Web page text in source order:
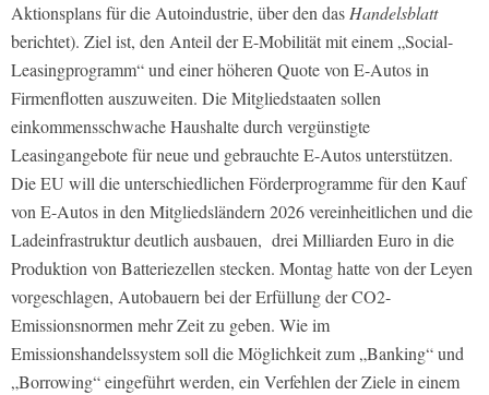
Aktionsplans für die Autoindustrie, über den dasHandelsblatt
berichtet). Ziel ist, den Anteil der E-Mobilität mit einem „Social-
Leasingprogramm“ und einer höheren Quote von E-Autos in
Firmenflotten auszuweiten. Die Mitgliedstaaten sollen
einkommensschwache Haushalte durch vergünstigte
Leasingangebote für neue und gebrauchte E-Autos unterstützen.
Die EU will die unterschiedlichen Förderprogramme für den Kauf
von E-Autos in den Mitgliedsländern 2026 vereinheitlichen und die
Ladeinfrastruktur deutlich ausbauen, drei Milliarden Euro in die
Produktion von Batteriezellen stecken. Montag hatte von der Leyen
vorgeschlagen, Autobauern bei der Erfüllung der CO2-
Emissionsnormen mehr Zeit zu geben. Wie im
Emissionshandelssystem soll die Möglichkeit zum „Banking“ und
„Borrowing“ eingeführt werden, ein Verfehlen der Ziele in einem